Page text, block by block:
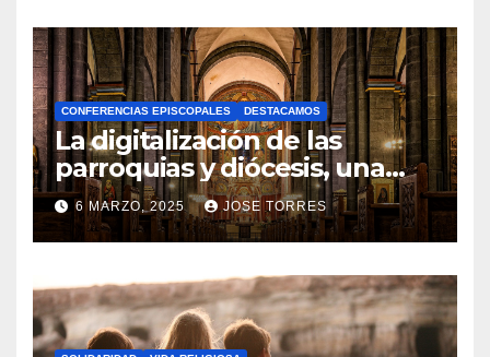
O
H
A
Y
C
O
M
N
T
A
CONFERENCIAS EPISCOPALES DESTACAMOS
La digitalización de las
parroquias y diócesis, una
realidad ya para el futuro de
la Iglesia
6 MARZO, 2025 JOSE TORRES
N
O
H
A